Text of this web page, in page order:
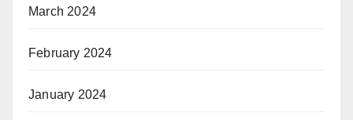
March 2024
February 2024
January 2024